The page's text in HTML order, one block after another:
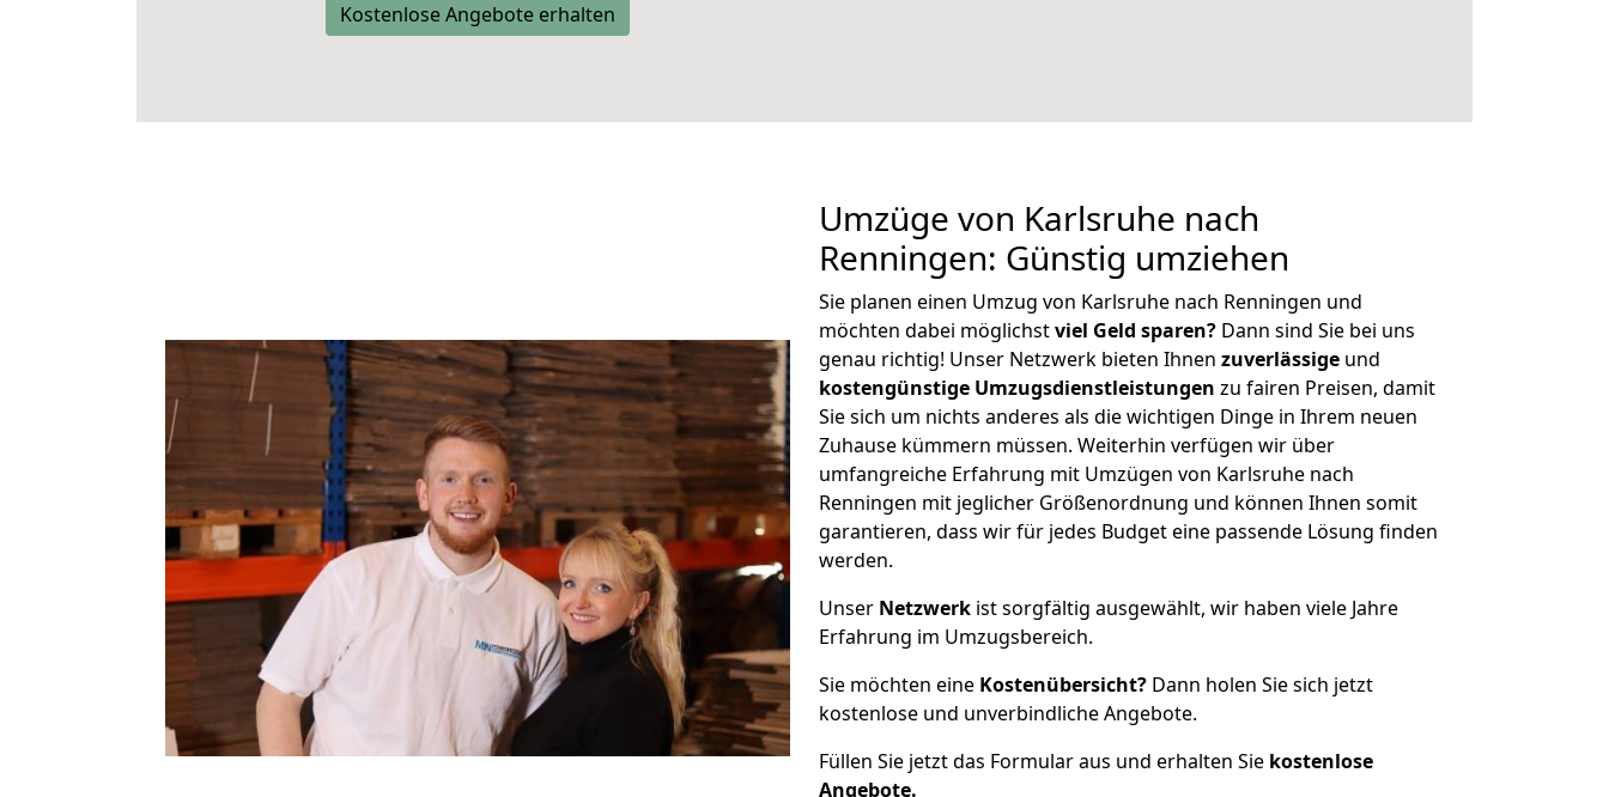
Kostenlose Angebote erhalten
Umzüge von Karlsruhe nach
Renningen: Günstig umziehen
Sie planen einen Umzug von Karlsruhe nach Renningen und
möchten dabei möglichstviel Geld sparen? Dann sind Sie bei uns
genau richtig! Unser Netzwerk bieten Ihnen zuverlässige und
kostengünstige Umzugsdienstleistungen zu fairen Preisen, damit
Sie sich um nichts anderes als die wichtigen Dinge in Ihrem neuen
Zuhause kümmern müssen. Weiterhin verfügen wir über
umfangreiche Erfahrung mit Umzügen von Karlsruhe nach
Renningen mit jeglicher Größenordnung und können Ihnen somit
garantieren, dass wir für jedes Budget eine passende Lösung finden
werden.
Unser Netzwerk ist sorgfältig ausgewählt, wir haben viele Jahre
Erfahrung im Umzugsbereich.
Sie möchten eine Kostenübersicht? Dann holen Sie sich jetzt
kostenlose und unverbindliche Angebote.
Füllen Sie jetzt das Formular aus und erhalten Sie kostenlose
Angebote.